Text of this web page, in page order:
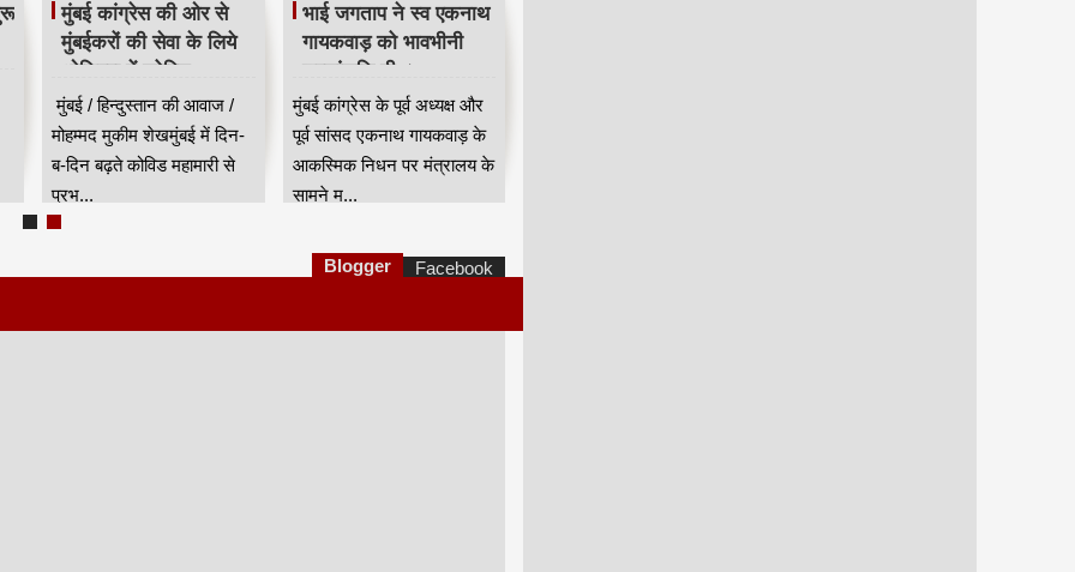
मुंबई कांग्रेस की ओर से
मुंबईकरों की सेवा के लिये
ओशिवरा में कोविड
हॉटलाइन सेंटर शुरू किया
मुंबई / हिन्दुस्तान की आवाज /
मोहम्मद मुकीम शेखमुंबई में दिन-
ब-दिन बढ़ते कोविड महामारी से
प्रभ...
भाई जगताप ने स्व एकनाथ
गायकवाड़ को भावभीनी
श्रद्धांजलि दी ।
मुंबई कांग्रेस के पूर्व अध्यक्ष और
पूर्व सांसद एकनाथ गायकवाड़ के
आकस्मिक निधन पर मंत्रालय के
सामने म...
Blogger Facebook